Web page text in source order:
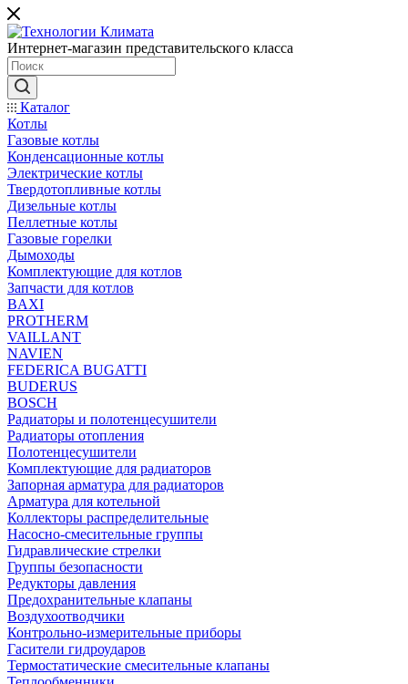
Интернет-магазин представительского класса
Каталог
Котлы
Газовые котлы
Конденсационные котлы
Электрические котлы
Твердотопливные котлы
Дизельные котлы
Пеллетные котлы
Газовые горелки
Дымоходы
Комплектующие для котлов
Запчасти для котлов
BAXI
PROTHERM
VAILLANT
NAVIEN
FEDERICA BUGATTI
BUDERUS
BOSCH
Радиаторы и полотенцесушители
Радиаторы отопления
Полотенцесушители
Комплектующие для радиаторов
Запорная арматура для радиаторов
Арматура для котельной
Коллекторы распределительные
Насосно-смесительные группы
Гидравлические стрелки
Группы безопасности
Редукторы давления
Предохранительные клапаны
Воздухоотводчики
Контрольно-измерительные приборы
Гасители гидроударов
Термостатические смесительные клапаны